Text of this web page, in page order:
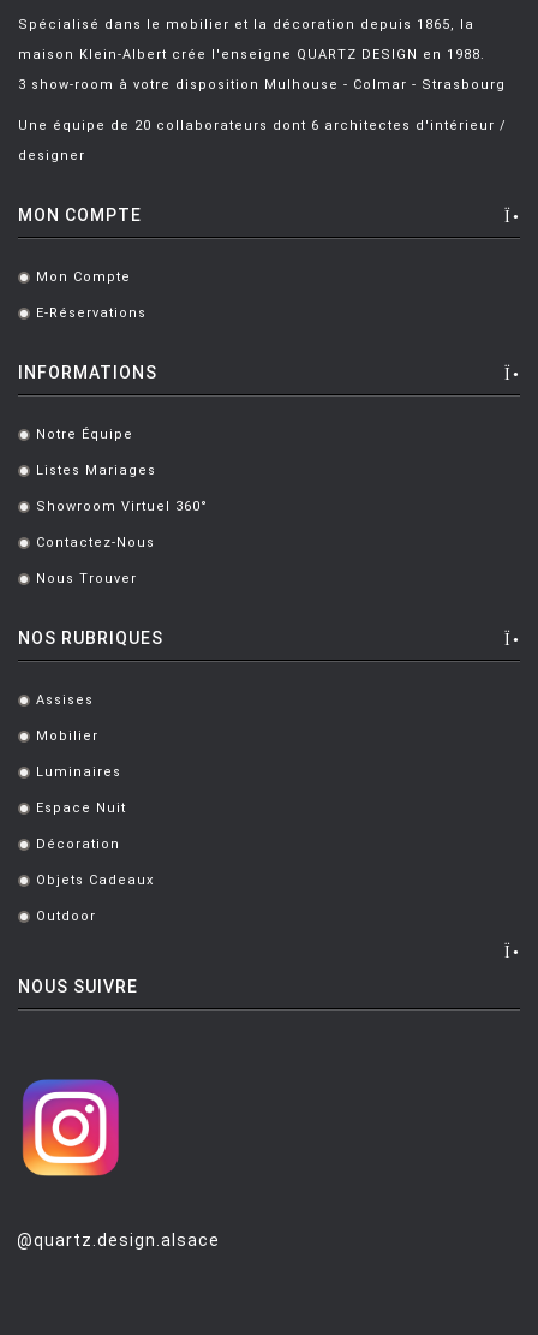
Spécialisé dans le mobilier et la décoration depuis 1865, la
maison Klein-Albert crée l'enseigne QUARTZ DESIGN en 1988.
3 show-room à votre disposition Mulhouse - Colmar - Strasbourg
Une équipe de 20 collaborateurs dont 6 architectes d'intérieur /
designer
MON COMPTE
. Mon Compte
. E-Réservations
INFORMATIONS
. Notre Équipe
. Listes Mariages
. Showroom Virtuel 360°
. Contactez-Nous
. Nous Trouver
NOS RUBRIQUES
. Assises
. Mobilier
. Luminaires
. Espace Nuit
. Décoration
. Objets Cadeaux
. Outdoor
NOUS SUIVRE
@quartz.design.alsace